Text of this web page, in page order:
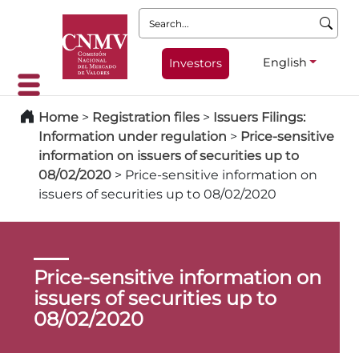
Search:
Investors English
Home > Registration files > Issuers Filings:
Information under regulation > Price-sensitive
information on issuers of securities up to
08/02/2020 > Price-sensitive information on
issuers of securities up to 08/02/2020
Price-sensitive information on
issuers of securities up to
08/02/2020